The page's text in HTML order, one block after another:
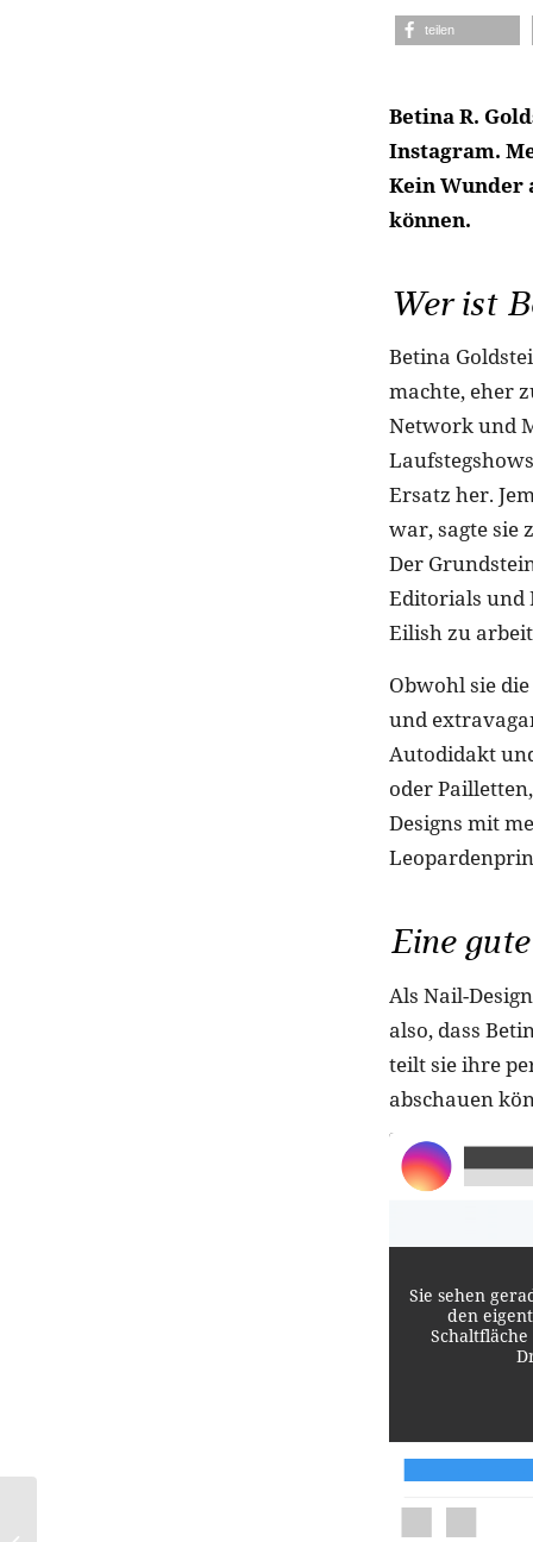
teilen
Betina R.
Instagram.
Kein Wunder
können.
Wer ist
Betina
machte, eher
Network und
Ersatz her.
war, sagte sie
Der
Editorials und
Eilish zu
Obwohl sie
und
Autodidakt
oder
Designs mit
Eine
Als Nail-
also, dass
teilt sie ihre
abschauen
Sie sehen
den